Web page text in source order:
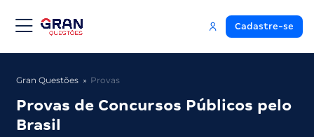
Cadastre-se
Gran Questões Provas
Provas de Concursos Públicos pelo
Brasil